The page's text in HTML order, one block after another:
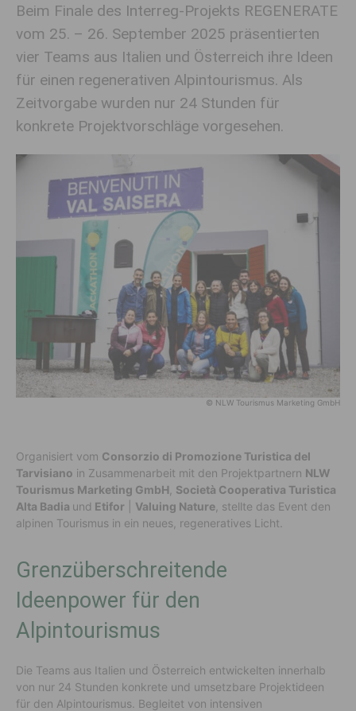
Beim Finale des Interreg-Projekts REGENERATE
vom 25. – 26. September 2025 präsentierten
vier Teams aus Italien und Österreich ihre Ideen
für einen regenerativen Alpintourismus. Als
Zeitvorgabe wurden nur 24 Stunden für
konkrete Projektvorschläge vorgesehen.
© NLW Tourismus Marketing GmbH
Organisiert vom Consorzio di Promozione Turistica del
Tarvisiano in Zusammenarbeit mit den Projektpartnern NLW
Tourismus Marketing GmbH Società Cooperativa Turistica
Alta Badia und Etifor Valuing Nature , stellte das Event den
alpinen Tourismus in ein neues, regeneratives Licht.
Grenzüberschreitende
Ideenpower für den
Alpintourismus
Die Teams aus Italien und Österreich entwickelten innerhalb
von nur 24 Stunden konkrete und umsetzbare Projektideen
für den Alpintourismus. Begleitet von intensiven